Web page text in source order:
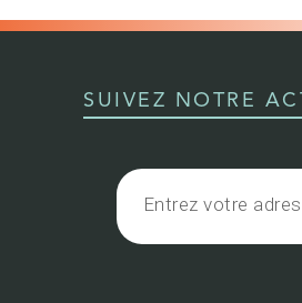
SUIVEZ NOTRE